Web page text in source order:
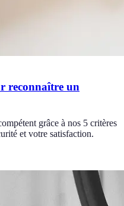
reconnaître un
grâce à nos 5 critères
et votre satisfaction.